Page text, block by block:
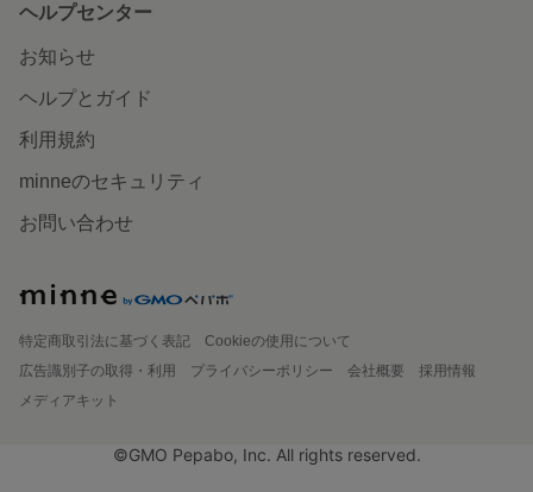
ヘルプセンター
お知らせ
ヘルプとガイド
利用規約
minneのセキュリティ
お問い合わせ
特定商取引法に基づく表記
Cookieの使用について
広告識別子の取得・利用
プライバシーポリシー 会社概要
採用情報
メディアキット
©GMO Pepabo, Inc. All rights reserved.